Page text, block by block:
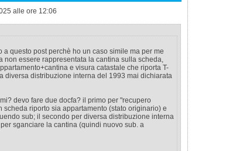
alle ore 12:06
a questo post perchè ho un caso simile ma per me
non essere rappresentata la cantina sulla scheda,
e visura catastale che riporta T-
diversa distribuzione interna del 1993 mai dichiarata
devo fare due docfa? il primo per "recupero
scheda riporto sia appartamento (stato originario) e
sub; il secondo per diversa distribuzione interna
sganciare la cantina (quindi nuovo sub. a